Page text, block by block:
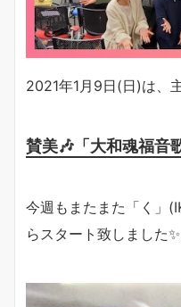
2021年1月9日(日)は、
賛美🎶「大和魂福音
今週もまたまた「く」
らスタート致しました